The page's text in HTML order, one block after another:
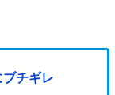
チギレ